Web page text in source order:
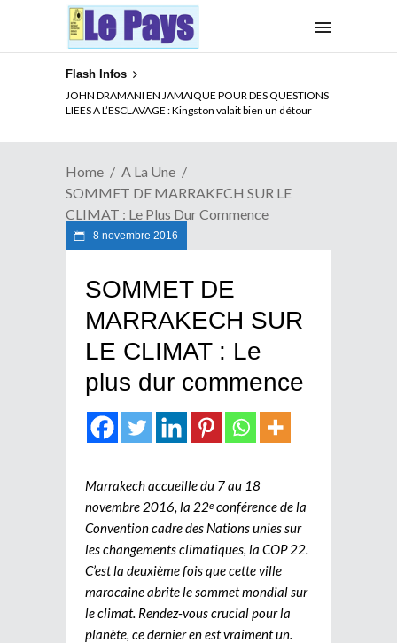
Flash Infos
ELECTION DE TALON A LA TETE DU SENAT BENINOIS :
Quand Patrice quitte le pouvoir sans partir !
Home
A La Une
SOMMET DE MARRAKECH SUR LE
CLIMAT : Le Plus Dur Commence
8 novembre 2016
SOMMET DE
MARRAKECH SUR
LE CLIMAT : Le
plus dur commence
Marrakech accueille du 7 au 18
novembre 2016, la 22e conférence de la
Convention cadre des Nations unies sur
les changements climatiques, la COP 22.
C’est la deuxième fois que cette ville
marocaine abrite le sommet mondial sur
le climat. Rendez-vous crucial pour la
planète, ce dernier en est vraiment un.